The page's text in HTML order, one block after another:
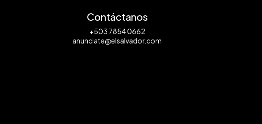
Contáctanos
+503 7854 0662
anunciate@elsalvador.com